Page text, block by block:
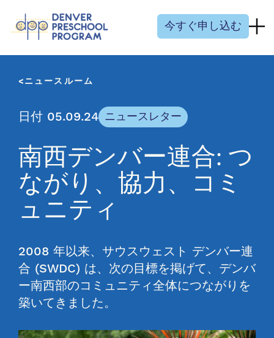
今すぐ申し込む
ニュースルーム
日付 05.09.24 ニュースレター
南西デンバー連合: つ
ながり、協力、コミ
ュニティ
2008 年以来、サウスウェスト デンバー連
合 (SWDC) は、次の目標を掲げて、デンバ
ー南西部のコミュニティ全体につながりを
築いてきました。